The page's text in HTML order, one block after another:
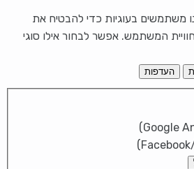
משתמשים בעוגיות כדי להבטיח את
המשתמש. אפשר לבחור אילו סוגי
העדפות